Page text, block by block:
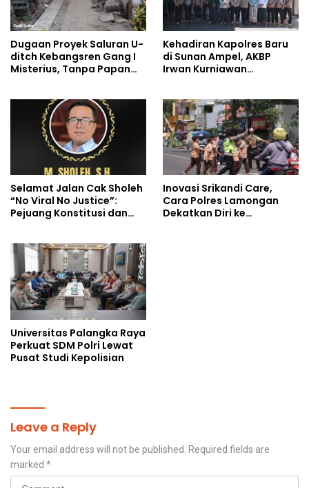
Dugaan Proyek Saluran U-
ditch Kebangsren Gang I
Misterius, Tanpa Papan
Kehadiran Kapolres Baru
di Sunan Ampel, AKBP
Irwan Kurniawan
Selamat Jalan Cak Sholeh
“No Viral No Justice”:
Pejuang Konstitusi dan
Inovasi Srikandi Care,
Cara Polres Lamongan
Dekatkan Diri ke
Universitas Palangka Raya
Perkuat SDM Polri Lewat
Pusat Studi Kepolisian
Leave a Reply
Your email address will not be published.
Required fields are
marked *